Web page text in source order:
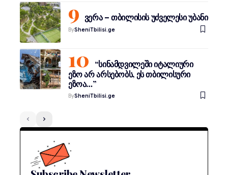
ვერა – თბილისის უძველესი უბანი
BySheniTbilisi.ge
“სინამდვილეში იტალიური
ეზო არ არსებობს, ეს თბილისური
ეზოა…”
BySheniTbilisi.ge